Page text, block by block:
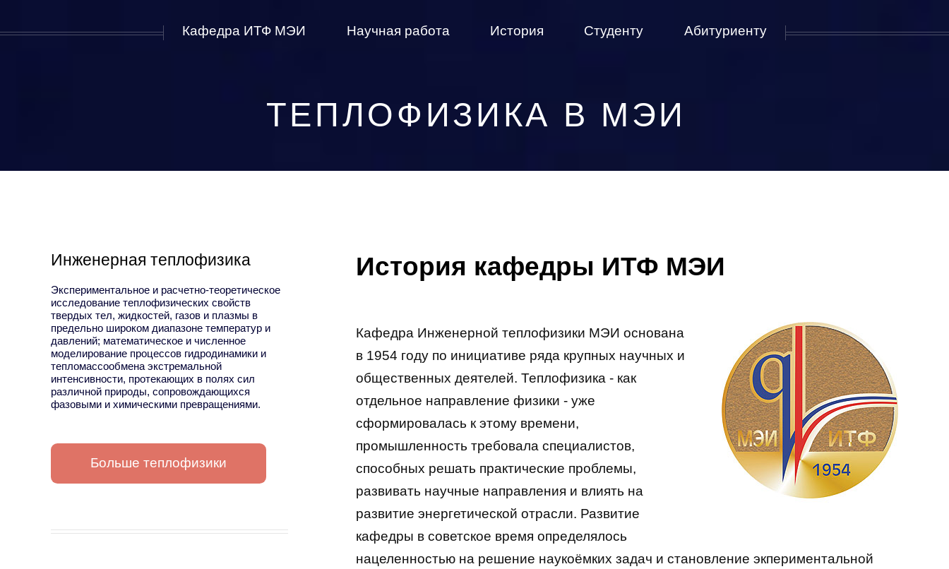
ТЕПЛОФИЗИКА В МЭИ
Кафедра ИТФ МЭИ Научная работа История Студенту Абитуриенту
Инженерная теплофизика
Экспериментальное и расчетно-теоретическое
исследование теплофизических свойств
твердых тел, жидкостей, газов и плазмы в
предельно широком диапазоне температур и
давлений; математическое и численное
моделирование процессов гидродинамики и
тепломассообмена экстремальной
интенсивности, протекающих в полях сил
различной природы, сопровождающихся
фазовыми и химическими превращениями.
Больше теплофизики
История кафедры ИТФ МЭИ
Кафедра Инженерной теплофизики МЭИ основана
в 1954 году по инициативе ряда крупных научных и
общественных деятелей. Теплофизика - как
отдельное направление физики - уже
сформировалась к этому времени,
промышленность требовала специалистов,
способных решать практические проблемы,
развивать научные направления и влиять на
развитие энергетической отрасли. Развитие
кафедры в советское время определялось
нацеленностью на решение наукоёмких задач и становление экпериментальной